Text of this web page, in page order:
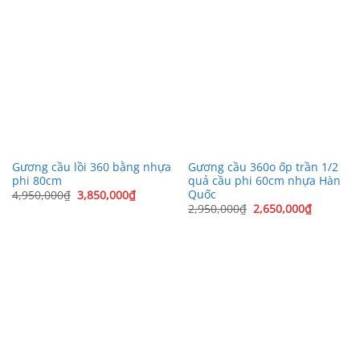
Gương cầu lồi 360 bằng nhựa
phi 80cm
4,950,000₫ Giá
gốc
3,850,000₫Giá
hiện
Gương cầu 360o ốp trần 1/2
quả cầu phi 60cm nhựa Hàn
Quốc
2,950,000₫ Giá
gốc
2,650,000₫Giá
hiện